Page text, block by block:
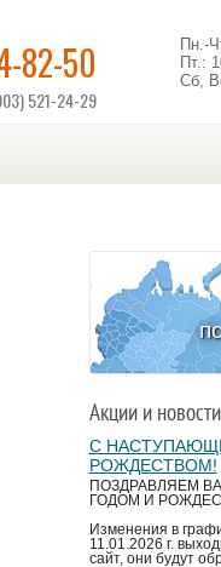
82-50
521-24-29
Пн.-
Пт.:
Сб,
Акции и новости
С
РОЖДЕСТВОМ!
ПОЗДРАВЛЯЕМ
ГОДОМ И
Изменения в
11.01.2026 г.
сайт, они будут